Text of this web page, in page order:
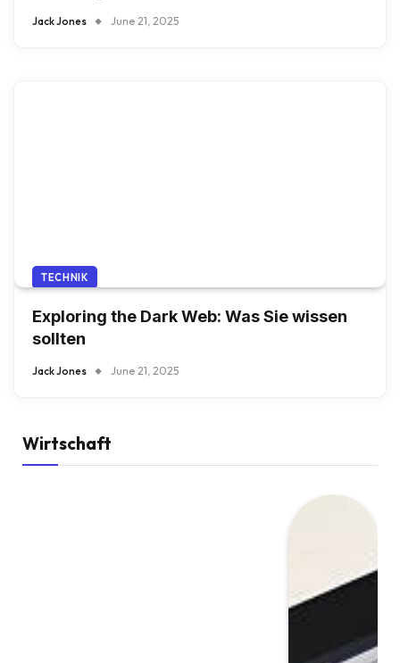
Jack Jones June 21, 2025
TECHNIK
Exploring the Dark Web: Was Sie wissen
sollten
Jack Jones June 21, 2025
Wirtschaft